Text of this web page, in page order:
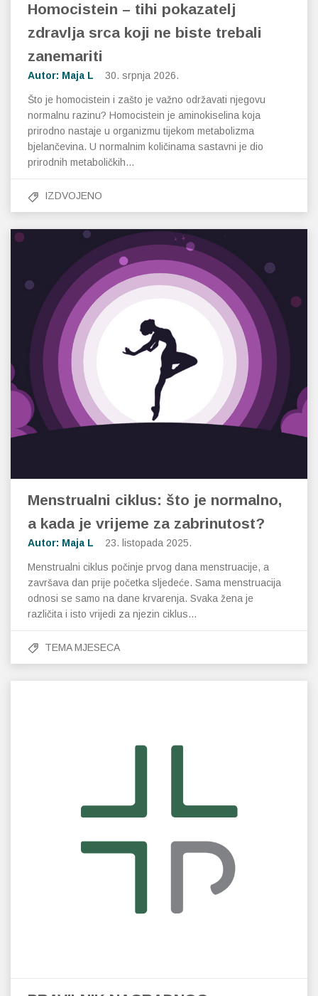
Homocistein – tihi pokazatelj
zdravlja srca koji ne biste trebali
zanemariti
Autor: Maja L 30. srpnja 2026.
Što je homocistein i zašto je važno održavati njegovu
normalnu razinu? Homocistein je aminokiselina koja
prirodno nastaje u organizmu tijekom metabolizma
bjelančevina. U normalnim količinama sastavni je dio
prirodnih metaboličkih…
IZDVOJENO
Menstrualni ciklus: što je normalno,
a kada je vrijeme za zabrinutost?
Autor: Maja L 23. listopada 2025.
Menstrualni ciklus počinje prvog dana menstruacije, a
završava dan prije početka sljedeće. Sama menstruacija
odnosi se samo na dane krvarenja. Svaka žena je
različita i isto vrijedi za njezin ciklus…
TEMA MJESECA